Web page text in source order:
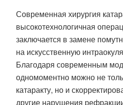
Современная хирургия
высокотехнологичная
заключается в замене
на искусственную
Благодаря современным
одномоментно можно не
катаракту, но и
другие нарушения